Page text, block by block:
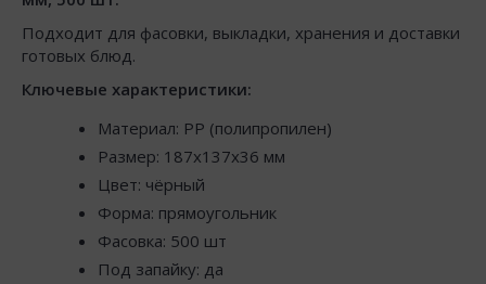
Подходит для фасовки, выкладки, хранения и доставки
готовых блюд.
Ключевые характеристики:
Материал: PP (полипропилен)
Размер: 187x137x36 мм
Цвет: чёрный
Форма: прямоугольник
Фасовка: 500 шт
Под запайку: да